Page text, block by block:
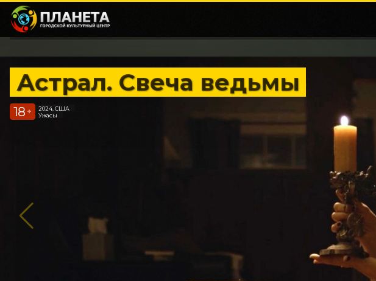
Астрал. Свеча ведьмы
18 +
2024, США
Ужасы